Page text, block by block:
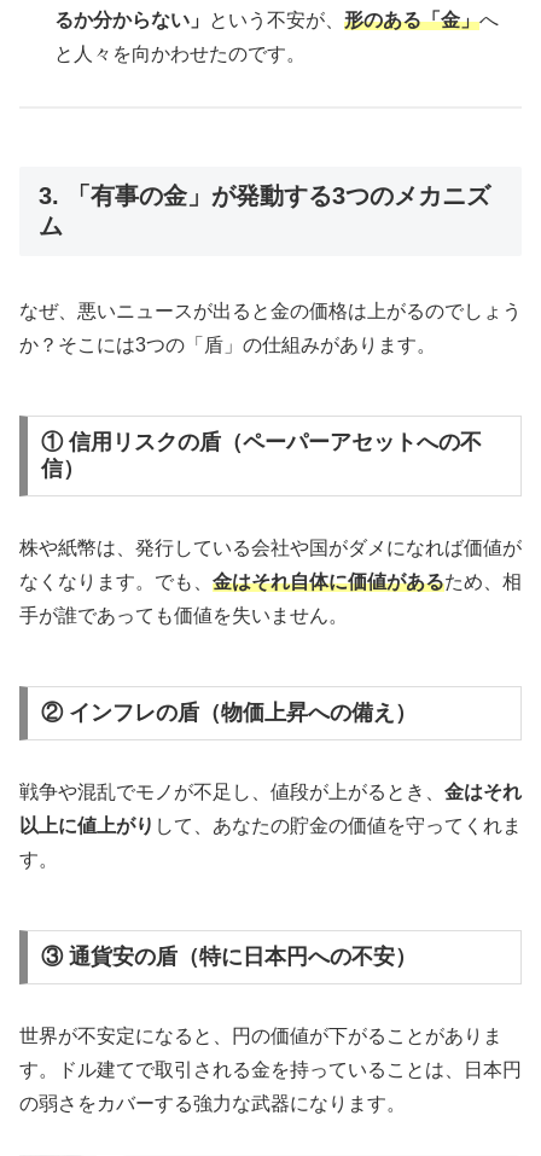
るか分からない」
という不安が、形のある「金」へ
と人々を向かわせたのです。
3. 「有事の金」が発動する3つのメカニズ
ム
なぜ、悪いニュースが出ると金の価格は上がるのでしょう
か？そこには3つの「盾」の仕組みがあります。
① 信用リスクの盾（ペーパーアセットへの不
信）
株や紙幣は、発行している会社や国がダメになれば価値が
なくなります。でも、 金はそれ自体に価値があるため、相
手が誰であっても価値を失いません。
② インフレの盾（物価上昇への備え）
戦争や混乱でモノが不足し、値段が上がるとき、 金はそれ
以上に値上がり して、あなたの貯金の価値を守ってくれま
す。
③ 通貨安の盾（特に日本円への不安）
世界が不安定になると、円の価値が下がることがありま
す。ドル建てで取引される金を持っていることは、日本円
の弱さをカバーする強力な武器になります。